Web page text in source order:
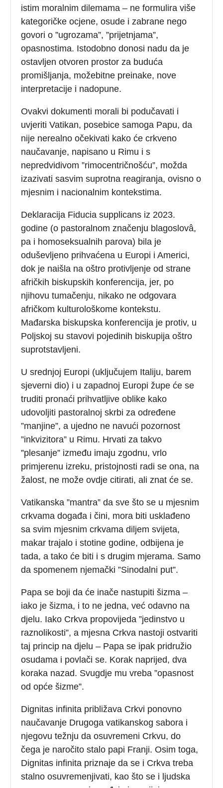
istim moralnim dilemama – ne formulira više
kategoričke ocjene, osude i zabrane nego
govori o ”ugrozama”, ”prijetnjama”,
opasnostima. Istodobno donosi nadu da je
ostavljen otvoren prostor za buduća
promišljanja, možebitne preinake, nove
interpretacije i nadopune.
Ovakvi dokumenti morali bi podučavati i
uvjeriti Vatikan, posebice samoga Papu, da
nije nerealno očekivati kako će crkveno
naučavanje, napisano u Rimu i s
nepredvidivom ”rimocentričnošću”, možda
izazivati sasvim suprotna reagiranja, ovisno o
mjesnim i nacionalnim kontekstima.
Deklaracija Fiducia supplicans iz 2023.
godine (o pastoralnom značenju blagoslovâ,
pa i homoseksualnih parova) bila je
oduševljeno prihvaćena u Europi i Americi,
dok je naišla na oštro protivljenje od strane
afričkih biskupskih konferencija, jer, po
njihovu tumačenju, nikako ne odgovara
afričkom kulturološkome kontekstu.
Mađarska biskupska konferencija je protiv, u
Poljskoj su stavovi pojedinih biskupija oštro
suprotstavljeni.
U srednjoj Europi (uključujem Italiju, barem
sjeverni dio) i u zapadnoj Europi župe će se
truditi pronaći prihvatljive oblike kako
udovoljiti pastoralnoj skrbi za određene
”manjine”, a ujedno ne navući pozornost
”inkvizitora” u Rimu. Hrvati za takvo
”plesanje” između imaju zgodnu, vrlo
primjerenu izreku, pristojnosti radi se ona, na
žalost, ne može ovdje citirati, ali znat će se.
Vatikanska ”mantra” da sve što se u mjesnim
crkvama događa i čini, mora biti usklađeno
sa svim mjesnim crkvama diljem svijeta,
makar trajalo i stotine godine, odbijena je
tada, a tako će biti i s drugim mjerama. Samo
da spomenem njemački ”Sinodalni put”.
Papa se boji da će inače nastupiti šizma –
iako je šizma, i to ne jedna, već odavno na
djelu. Iako Crkva propovijeda ”jedinstvo u
raznolikosti”, a mjesna Crkva nastoji ostvariti
taj princip na djelu – Papa se ipak pridružio
osudama i povlači se. Korak naprijed, dva
koraka nazad. Svugdje mu vreba ”opasnost
od opće šizme”.
Dignitas infinita približava Crkvi ponovno
naučavanje Drugoga vatikanskog sabora i
njegovu težnju da osuvremeni Crkvu, do
čega je naročito stalo papi Franji. Osim toga,
Dignitas infinita priznaje da se i Crkva treba
stalno osuvremenjivati, kao što se i ljudska